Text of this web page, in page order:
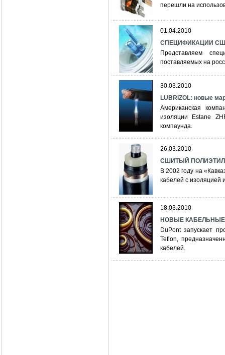
перешли на
01.04.2010
СПЕЦИФИКАЦИИ
Представляем
поставляемых на
30.03.2010
LUBRIZOL: новые
Американская
изоляции Estane
компаунда.
26.03.2010
СШИТЫЙ
В 2002 году на
кабелей с изоляцией
18.03.2010
НОВЫЕ КАБЕЛЬНЫЕ
DuPont запускает
Teflon,
кабелей.